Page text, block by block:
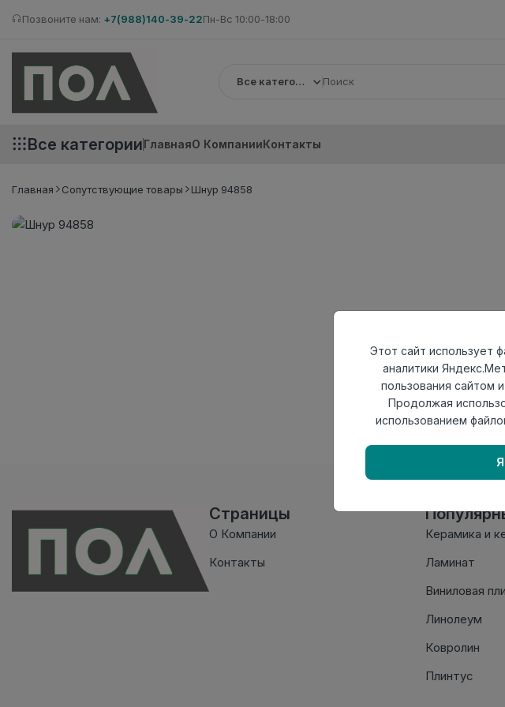
Позвоните нам: +7(988)140-39-22Пн-Вс 10:00-18:00
Все категории
Все категорииГлавнаяО КомпанииКонтакты
Главная Сопутствующие товары Шнур 94858
Страницы
О Компании
Контакты
Керамика и
Ламинат
Виниловая
Линолеум
Ковролин
Плинтус
Этот сайт использует
аналитики
пользования сайтом
Продолжая
использованием